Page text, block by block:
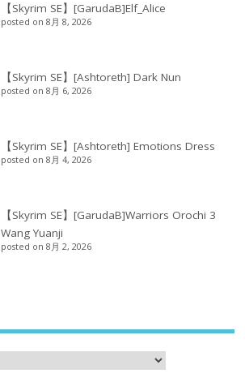
【Skyrim SE】[GarudaB]Elf_Alice
posted on 8月 8, 2026
【Skyrim SE】[Ashtoreth] Dark Nun
posted on 8月 6, 2026
【Skyrim SE】[Ashtoreth] Emotions Dress
posted on 8月 4, 2026
【Skyrim SE】[GarudaB]Warriors Orochi 3
Wang Yuanji
posted on 8月 2, 2026